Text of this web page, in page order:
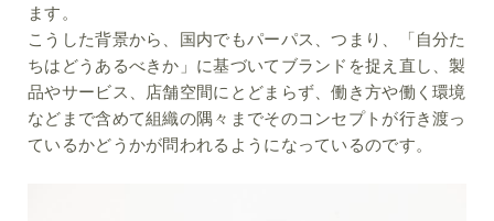
ます。
こうした背景から、国内でもパーパス、つまり、「自分た
ちはどうあるべきか」に基づいてブランドを捉え直し、製
品やサービス、店舗空間にとどまらず、働き方や働く環境
などまで含めて組織の隅々までそのコンセプトが行き渡っ
ているかどうかが問われるようになっているのです。